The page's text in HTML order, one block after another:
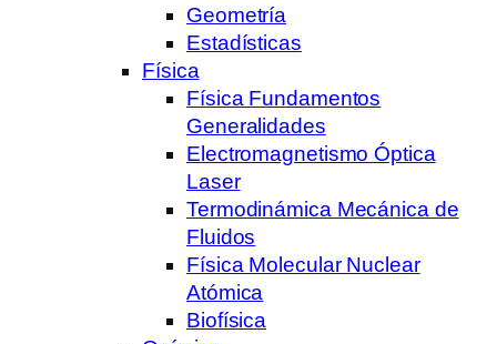
Geometría
Estadísticas
Física
Física Fundamentos
Generalidades
Electromagnetismo Óptica
Laser
Termodinámica Mecánica de
Fluidos
Física Molecular Nuclear
Atómica
Biofísica